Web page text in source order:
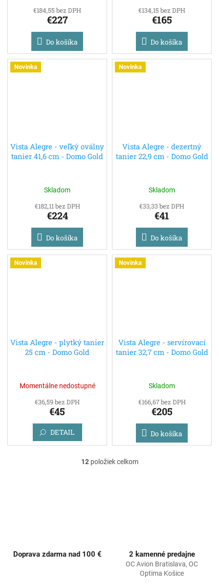
€184,55 bez DPH
€227
Do košíka
€134,15 bez DPH
€165
Do košíka
Novinka
Vista Alegre - veľký oválny
tanier 41,6 cm - Domo Gold
Skladom
€182,11 bez DPH
€224
Do košíka
Novinka
Vista Alegre - dezertný
tanier 22,9 cm - Domo Gold
Skladom
€33,33 bez DPH
€41
Do košíka
Novinka
Vista Alegre - plytký tanier
25 cm - Domo Gold
Momentálne nedostupné
€36,59 bez DPH
€45
DETAIL
Novinka
Vista Alegre - servírovací
tanier 32,7 cm - Domo Gold
Skladom
€166,67 bez DPH
€205
Do košíka
O
12položiek celkom
Doprava zdarma nad 100 € 2 kamenné predajne
OC Avion Bratislava, OC
Optima Košice